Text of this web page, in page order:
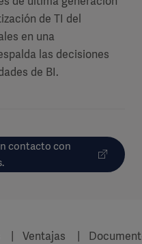
de TI del
en una
las decisiones
de BI.
contacto con
Ventajas